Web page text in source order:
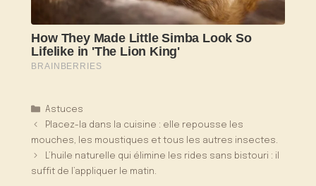
Catégories
Astuces
Placez-la dans la cuisine : elle repousse les
mouches, les moustiques et tous les autres insectes.
L’huile naturelle qui élimine les rides sans bistouri : il
suffit de l’appliquer le matin.